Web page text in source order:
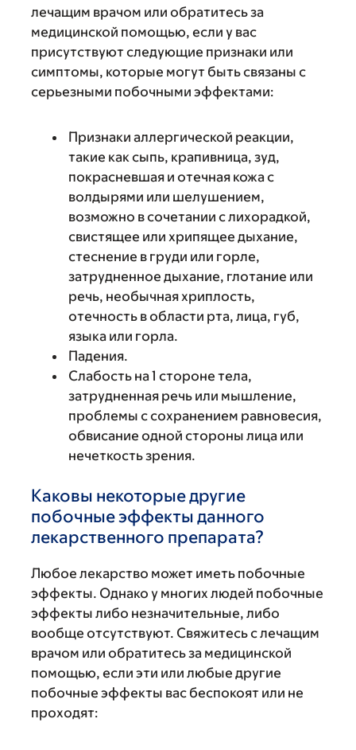
лечащим врачом или обратитесь за
медицинской помощью, если у вас
присутствуют следующие признаки или
симптомы, которые могут быть связаны с
серьезными побочными эффектами:
Признаки аллергической реакции,
такие как сыпь, крапивница, зуд,
покрасневшая и отечная кожа с
волдырями или шелушением,
возможно в сочетании с лихорадкой,
свистящее или хрипящее дыхание,
стеснение в груди или горле,
затрудненное дыхание, глотание или
речь, необычная хриплость,
отечность в области рта, лица, губ,
языка или горла.
Падения.
Слабость на 1 стороне тела,
затрудненная речь или мышление,
проблемы с сохранением равновесия,
обвисание одной стороны лица или
нечеткость зрения.
Каковы некоторые другие
побочные эффекты данного
лекарственного препарата?
Любое лекарство может иметь побочные
эффекты. Однако у многих людей побочные
эффекты либо незначительные, либо
вообще отсутствуют. Свяжитесь с лечащим
врачом или обратитесь за медицинской
помощью, если эти или любые другие
побочные эффекты вас беспокоят или не
проходят: